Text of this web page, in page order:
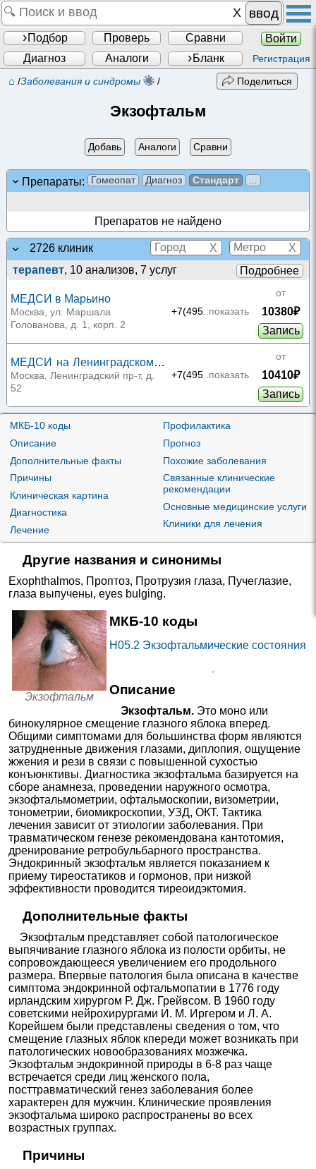
ввод
Подбор Проверь Сравни
Войти
Диагноз
Аналоги Бланк Регистрация
⌂ /Заболевания и синдромы / Поделиться
Экзофтальм
Добавь Аналоги Сравни
Препараты: Гомеопат Диагноз Стандарт
Препаратов не найдено
2726 клиник X
X
терапевт, 10 анализов, 7 услуг Подробнее
МЕДСИ в Марьино
Москва, ул. Маршала
Голованова, д. 1, корп. 2
+7(495 ..показать
от
10380₽
Запись
МЕДСИ на Ленинградском
проспекте
Москва, Ленинградский пр-т, д.
52
+7(495 ..показать
от
10410₽
Запись
МЕДСИ на Ленинском
проспекте
Москва, Ленинский пр-т, д. 20,
Запись
МЕДСИ в Красногорске
Красногорск, ул. Успенская, д. 5
МЕДСИ на Пречистенке
+7(495..показать
Запись
Благовещенском переулке
Москва, Благовещенский пер., д.
6, стр. 1
+7(495
МЕДСИ в Хорошевском
проезде
Москва, 3-й Хорошевский пр-д,
д. 1, стр. 2
МЕДСИ на Дубининской
Москва, ул. Дубининская, д. 57,
стр. 8
+7(495..показать
Запись
МЕДСИ на Рублевском
шоссе
Москва, Рублёвское шоссе, д. 10
+7(495..показать
от 11180₽
МЕДСИ в Бутово
Москва, ул. Старокачаловская,
д. 3, корп. 3
+7(495..показать
11200₽
Запись
Ещё 2716 клиник
МКБ-10 коды
Описание
Дополнительные факты
Причины
Клиническая картина
Диагностика
Лечение
Профилактика
Прогноз
Похожие заболевания
Связанные клинические
рекомендации
Основные медицинские услуги
Клиники для лечения
Другие названия и синонимы
Exophthalmos, Проптоз, Протрузия глаза, Пучеглазие,
глаза выпучены,eyes bulging.
Экзофтальм
МКБ-10 коды
H05.2 Экзофтальмические состояния
Описание
Экзофтальм. Это моно или
бинокулярное смещение глазного яблока вперед.
Общими симптомами для большинства форм являются
затрудненные движения глазами, диплопия, ощущение
жжения и рези в связи с повышенной сухостью
конъюнктивы. Диагностика экзофтальма базируется на
сборе анамнеза, проведении наружного осмотра,
экзофтальмометрии, офтальмоскопии, визометрии,
тонометрии, биомикроскопии, УЗД, ОКТ. Тактика
лечения зависит от этиологии заболевания. При
травматическом генезе рекомендована кантотомия,
дренирование ретробульбарного пространства.
Эндокринный экзофтальм является показанием к
приему тиреостатиков и гормонов, при низкой
эффективности проводится тиреоидэктомия.
Дополнительные факты
Экзофтальм представляет собой патологическое
выпячивание глазного яблока из полости орбиты, не
сопровождающееся увеличением его продольного
размера. Впервые патология была описана в качестве
симптома эндокринной офтальмопатии в 1776 году
ирландским хирургом Р. Дж. Грейвсом. В 1960 году
советскими нейрохирургами И. М. Иргером и Л. А.
Корейшем были представлены сведения о том, что
смещение глазных яблок кпереди может возникать при
патологических новообразованиях мозжечка.
Экзофтальм эндокринной природы в 6-8 раз чаще
встречается среди лиц женского пола,
посттравматический генез заболевания более
характерен для мужчин. Клинические проявления
экзофтальма широко распространены во всех
возрастных группах.
Причины